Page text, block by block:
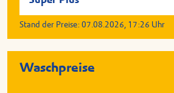
Stand der Preise: 07.08.2026, 17:26 Uhr
Waschpreise